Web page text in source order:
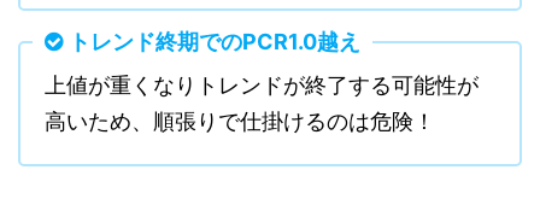
トレンド終期でのPCR1.0越え
上値が重くなりトレンドが終了する可能性が
高いため、順張りで仕掛けるのは危険！